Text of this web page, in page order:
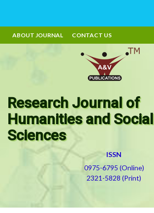
ABOUT JOURNAL CONTACT US
Research Journal of
Humanities and Social
Sciences
ISSN
0975-6795 (Online)
2321-5828 (Print)